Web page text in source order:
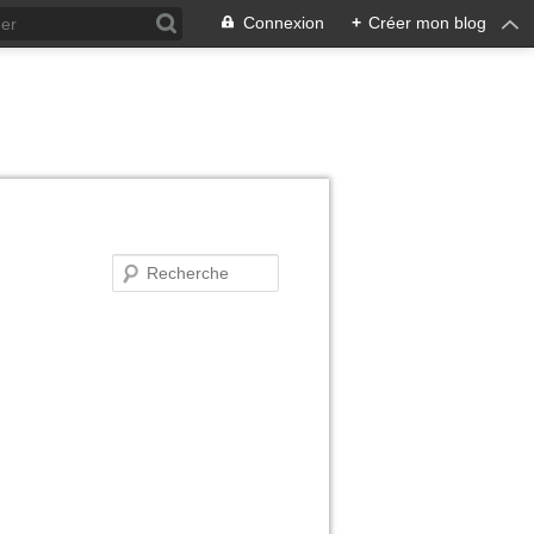
Connexion + Créer mon blog